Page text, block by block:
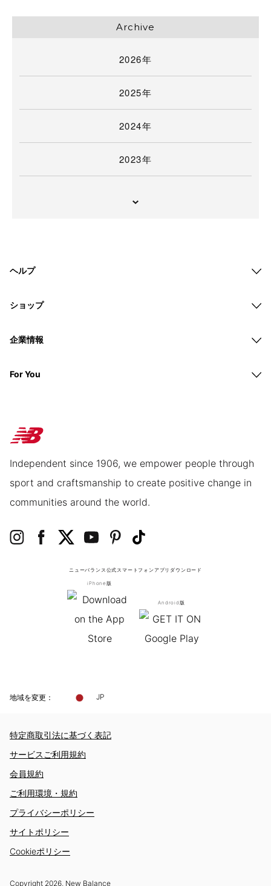
Archive
2026年
2025年
2024年
2023年
ヘルプ
ショップ
企業情報
For You
Independent since 1906, we empower people through
sport and craftsmanship to create positive change in
communities around the world.
ニューバランス公式スマートフォンアプリ ダウンロード
iPhone版
Android版
地域を変更： JP
特定商取引法に基づく表記
サービスご利用規約
会員規約
ご利用環境・規約
プライバシーポリシー
サイトポリシー
Cookieポリシー
Copyright 2026, New Balance